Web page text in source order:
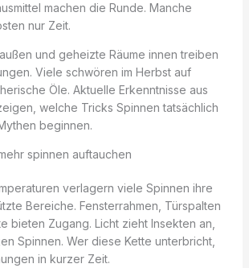
machen die Runde. Manche
nur Zeit.
und geheizte Räume innen treiben
Viele schwören im Herbst auf
Öle. Aktuelle Erkenntnisse aus
welche Tricks Spinnen tatsächlich
beginnen.
spinnen auftauchen
verlagern viele Spinnen ihre
Bereiche. Fensterrahmen, Türspalten
bieten Zugang. Licht zieht Insekten an,
Spinnen. Wer diese Kette unterbricht,
in kurzer Zeit.